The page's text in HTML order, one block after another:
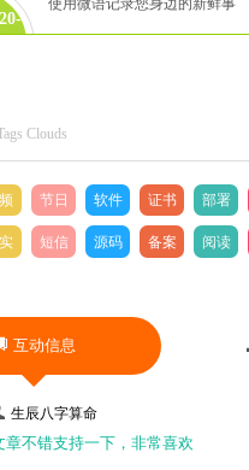
使用微语记录您身边的新鲜事
Clouds
节日 软件 证书 部署
短信 源码 备案 阅读
互动信息
生辰八字算命
章不错支持一下，非常喜欢